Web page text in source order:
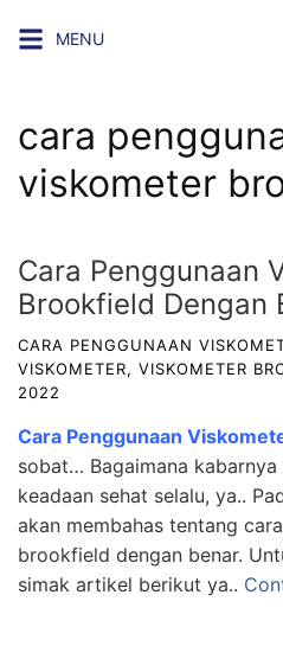
MENU
cara
viskometer
Cara Penggunaan
Brookfield Dengan
CARA PENGGUNAAN
VISKOMETER, VISKOMETER
2022
Cara Penggunaan
sobat… Bagaimana kabarnya
keadaan sehat selalu, ya..
akan membahas tentang
brookfield dengan benar.
simak artikel berikut ya..